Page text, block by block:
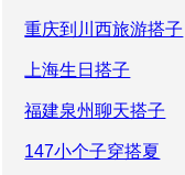
重庆到川西旅游搭子
上海生日搭子
福建泉州聊天搭子
147小个子穿搭夏